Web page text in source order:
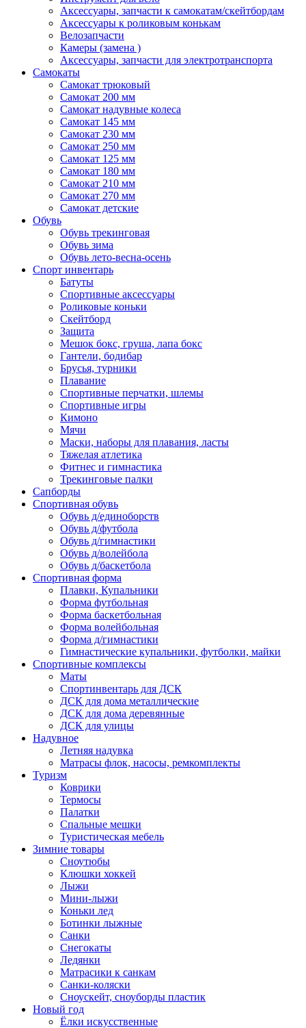
Аксессуары, запчасти к самокатам/скейтбордам
Аксессуары к роликовым конькам
Велозапчасти
Камеры (замена )
Аксессуары, запчасти для электротранспорта
Самокаты
Самокат трюковый
Самокат 200 мм
Самокат надувные колеса
Самокат 145 мм
Самокат 230 мм
Самокат 250 мм
Самокат 125 мм
Самокат 180 мм
Самокат 210 мм
Самокат 270 мм
Самокат детские
Обувь
Обувь трекинговая
Обувь зима
Обувь лето-весна-осень
Спорт инвентарь
Батуты
Спортивные аксессуары
Роликовые коньки
Скейтборд
Защита
Мешок бокс, груша, лапа бокс
Гантели, бодибар
Брусья, турники
Плавание
Спортивные перчатки, шлемы
Спортивные игры
Кимоно
Мячи
Маски, наборы для плавания, ласты
Тяжелая атлетика
Фитнес и гимнастика
Трекинговые палки
Сапборды
Спортивная обувь
Обувь д/единоборств
Обувь д/футбола
Обувь д/гимнастики
Обувь д/волейбола
Обувь д/баскетбола
Спортивная форма
Плавки, Купальники
Форма футбольная
Форма баскетбольная
Форма волейбольная
Форма д/гимнастики
Гимнастические купальники, футболки, майки
Спортивные комплексы
Маты
Спортинвентарь для ДСК
ДСК для дома металлические
ДСК для дома деревянные
ДСК для улицы
Надувное
Летняя надувка
Матрасы флок, насосы, ремкомплекты
Туризм
Коврики
Термосы
Палатки
Спальные мешки
Туристическая мебель
Зимние товары
Сноутюбы
Клюшки хоккей
Лыжи
Мини-лыжи
Коньки лед
Ботинки лыжные
Санки
Снегокаты
Ледянки
Матрасики к санкам
Санки-коляски
Сноускейт, сноуборды пластик
Новый год
Ёлки искусственные